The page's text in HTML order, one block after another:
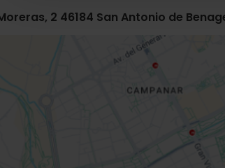
2 46184 San Antonio de